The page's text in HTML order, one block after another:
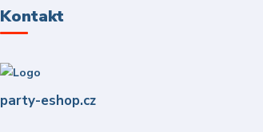
Kontakt
party-eshop.cz